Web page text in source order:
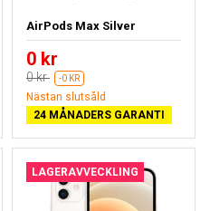
AirPods Max Silver
0 kr
0 kr -0 KR
Nästan slutsåld
24 MÅNADERS GARANTI
LAGERAVVECKLING